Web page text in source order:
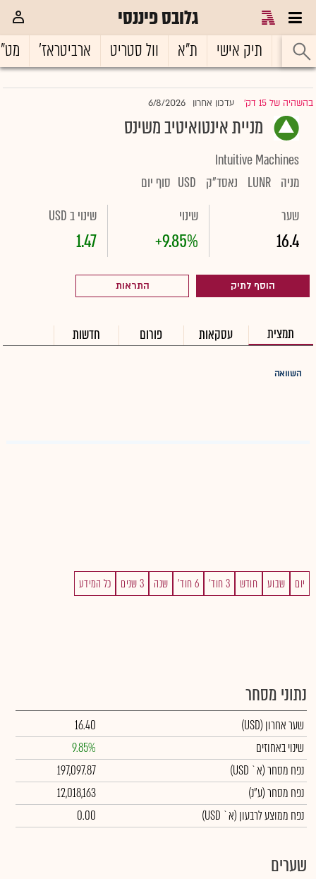
גלובס פיננסי
ראשי תיק אישי ת"א וול סטריט ארביטראז'
בהשהיה של 15 דק' |עדכון אחרון 6/8/2026
מניית אינטואיטיב משינס
Intuitive Machines
מניה LUNR נאסד"ק USD סוף יום
שער
16.4
שינוי
+9.85%
שינוי ב USD
1.47
הוסף לתיק התראות
תמצית עסקאות פורום חדשות
השוואה
יום שבוע חודש 3 חוד' 6 חוד' שנה 3 שנים כל המידע
נתוני מסחר
שער אחרון (USD)
16.40
שינוי באחוזים
9.85%
נפח מסחר(א` USD)
197,097.87
נפח מסחר(ע"נ)
12,018,163
נפח ממוצע לרבעון (א` USD)
0.00
שערים